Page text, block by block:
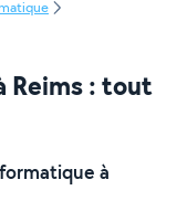
Reims : tout
à